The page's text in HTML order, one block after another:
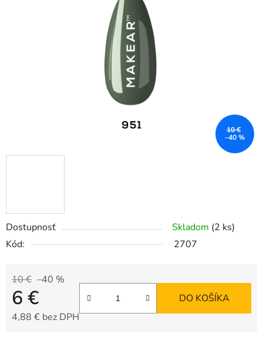
Dostupnosť Skladom (2 ks)
Kód:
2707
10 € –40 %
6 €
4,88 € bez DPH
DO KOŠÍKA
10 €
–40 %